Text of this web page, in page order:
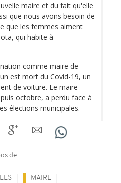
maire et du fait qu'elle
que nous avons besoin de
que les femmes aiment
qui habite à
comme maire de
est mort du Covid-19, un
de voiture. Le maire
octobre, a perdu face à
élections municipales.
de
MAIRE